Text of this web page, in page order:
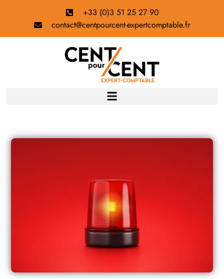
+33 (0)3 51 25 27 90
contact@centpourcent-expertcomptable.fr